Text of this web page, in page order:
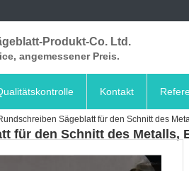
Produkt-Co. Ltd.
angemessener Preis.
Kontakt
Sägeblatt für den Schnitt des
für den Schnitt des Metalls,